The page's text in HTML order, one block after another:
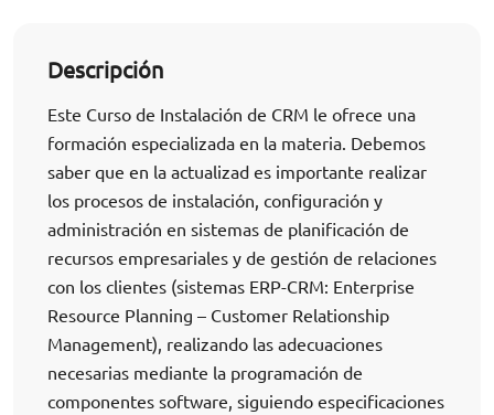
Descripción
Este Curso de Instalación de CRM le ofrece una
formación especializada en la materia. Debemos
saber que en la actualizad es importante realizar
los procesos de instalación, configuración y
administración en sistemas de planificación de
recursos empresariales y de gestión de relaciones
con los clientes (sistemas ERP-CRM: Enterprise
Resource Planning – Customer Relationship
Management), realizando las adecuaciones
necesarias mediante la programación de
componentes software, siguiendo especificaciones